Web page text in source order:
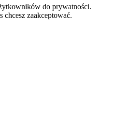
do prywatności.
zaakceptować.